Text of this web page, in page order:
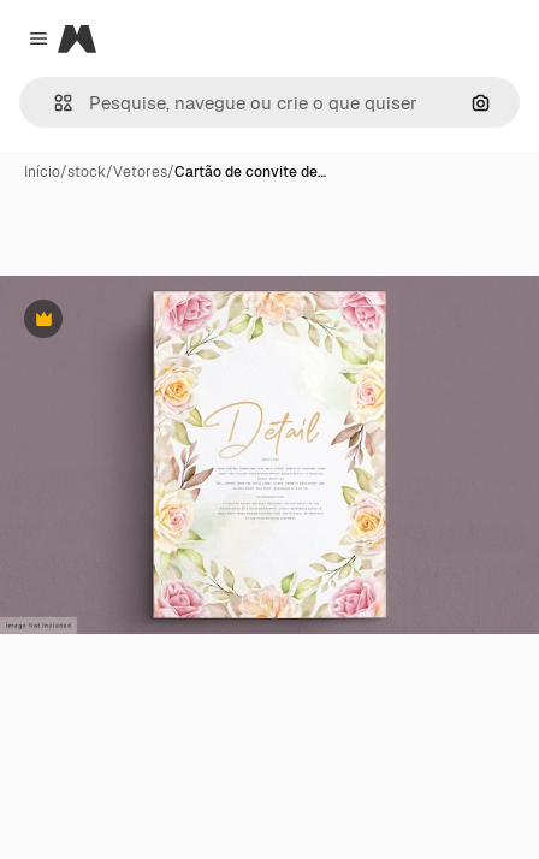
Close menu
Magnific
Início/stock/Vetores/Cartão de convite de…
Premium